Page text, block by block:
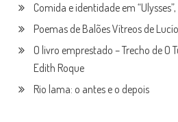
Comida e identidade em
Poemas de Balões Vítreos de
O livro emprestado – Trecho de O
Edith Roque
Rio lama: o antes e o depois